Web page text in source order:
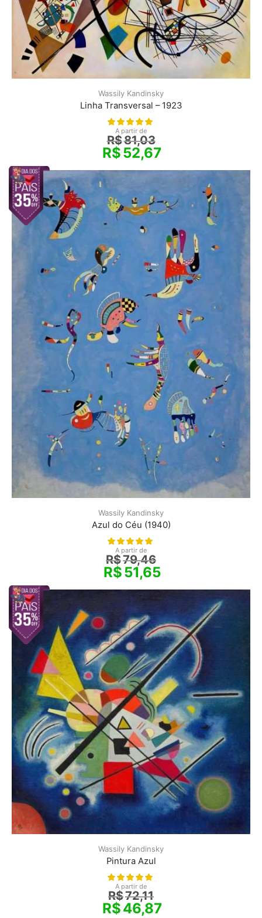
Wassily Kandinsky
Linha Transversal – 1923
A partir de
R$81,03
R$52,67
Wassily Kandinsky
Azul do Céu (1940)
A partir de
R$79,46
R$51,65
Wassily Kandinsky
Pintura Azul
A partir de
R$72,11
R$46,87